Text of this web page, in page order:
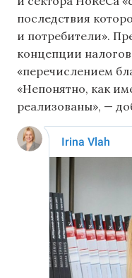
последствия
и потребители».
концепции
«перечислением
«Непонятно, как
реализованы», —